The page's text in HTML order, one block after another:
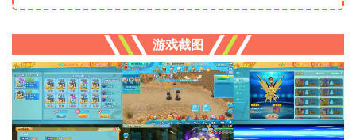
游戏截图